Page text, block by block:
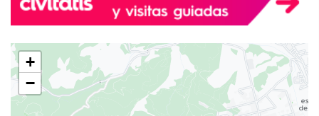
Café sur place
Bien-être
bain turc/à vapeur
Sauna
Salle de Fitness
+
−